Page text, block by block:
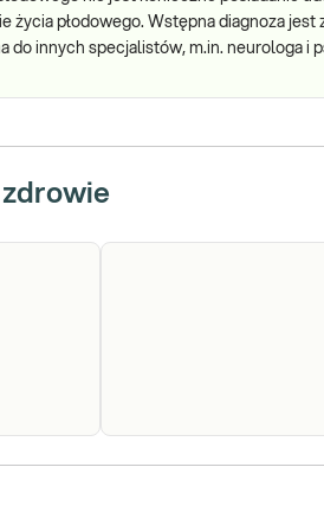
życia płodowego. Wstępna diagnoza
do innych specjalistów, m.in. neurologa i
zdrowie
SANCO
SANCO Test